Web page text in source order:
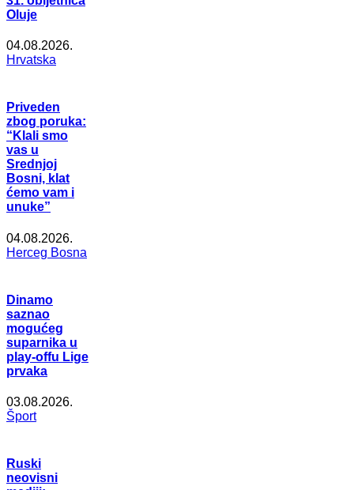
Oluje
04.08.2026.
Hrvatska
Priveden
zbog poruka:
“Klali smo
vas u
Srednjoj
Bosni, klat
ćemo vam i
unuke”
04.08.2026.
Herceg Bosna
Dinamo
saznao
mogućeg
suparnika u
play-offu Lige
prvaka
03.08.2026.
Šport
Ruski
neovisni